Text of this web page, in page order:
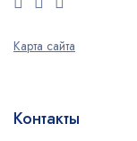
Карта сайта
Контакты